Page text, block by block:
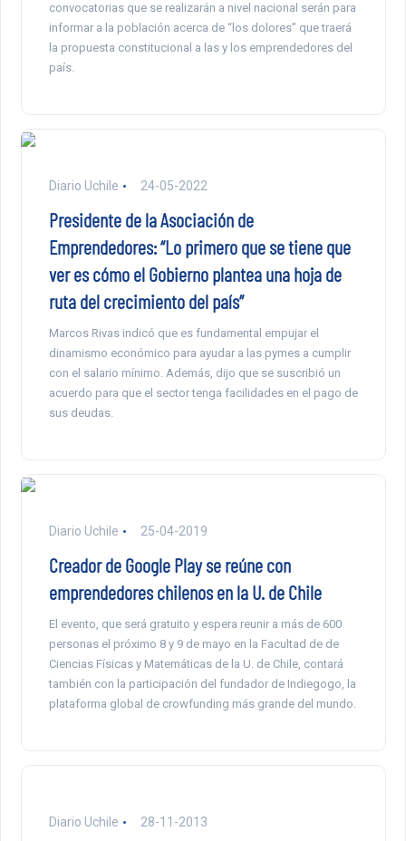
convocatorias que se realizarán a nivel nacional serán para
informar a la población acerca de “los dolores” que traerá
la propuesta constitucional a las y los emprendedores del
país.
Diario Uchile 24-05-2022
Presidente de la Asociación de
Emprendedores: “Lo primero que se tiene que
ver es cómo el Gobierno plantea una hoja de
ruta del crecimiento del país”
Marcos Rivas indicó que es fundamental empujar el
dinamismo económico para ayudar a las pymes a cumplir
con el salario mínimo. Además, dijo que se suscribió un
acuerdo para que el sector tenga facilidades en el pago de
sus deudas.
Diario Uchile 25-04-2019
Creador de Google Play se reúne con
emprendedores chilenos en la U. de Chile
El evento, que será gratuito y espera reunir a más de 600
personas el próximo 8 y 9 de mayo en la Facultad de de
Ciencias Físicas y Matemáticas de la U. de Chile, contará
también con la participación del fundador de Indiegogo, la
plataforma global de crowfunding más grande del mundo.
Diario Uchile 28-11-2013